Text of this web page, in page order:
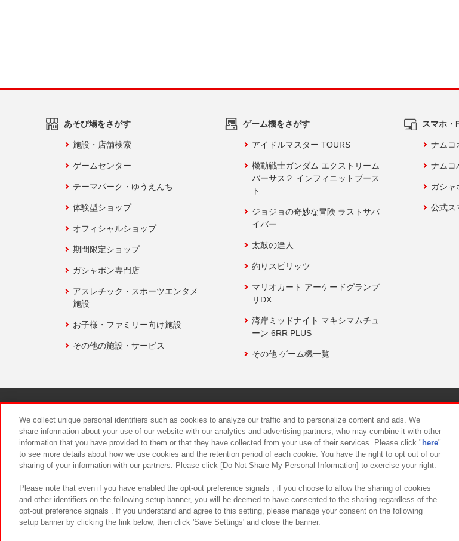
あそび場をさがす
施設・店舗検索
ゲームセンター
テーマパーク・ゆうえんち
体験型ショップ
オフィシャルショップ
期間限定ショップ
ガシャポン専門店
アスレチック・スポーツエンタメ
施設
お子様・ファミリー向け施設
その他の施設・サービス
ゲーム機をさがす
アイドルマスター TOURS
機動戦士ガンダム エクストリーム
バーサス２ インフィニットブース
ト
ジョジョの奇妙な冒険 ラストサバ
イバー
太鼓の達人
釣りスピリッツ
マリオカート アーケードグランプ
リDX
湾岸ミッドナイト マキシマムチュ
ーン 6RR PLUS
その他 ゲーム機一覧
スマホ・
ナムコ
ナムコ
ガシャ
公式ス
食品のご提供について カスタマーハラスメント対応方針
We collect unique personal identifiers such as cookies to analyze our traffic and to personalize content and ads. We
share information about your use of our website with our analytics and advertising partners, who may combine it with other
information that you have provided to them or that they have collected from your use of their services. Please click " here"
to see more details about how we use cookies and the retention period of each cookie. You have the right to opt out of our
sharing of your information with our partners. Please click [Do Not Share My Personal Information] to exercise your right.
Please note that even if you have enabled the opt-out preference signals , if you choose to allow the sharing of cookies
and other identifiers on the following setup banner, you will be deemed to have consented to the sharing regardless of the
opt-out preference signals . If you understand and agree to this setting, please manage your consent on the following
setup banner by clicking the link below, then click 'Save Settings' and close the banner.